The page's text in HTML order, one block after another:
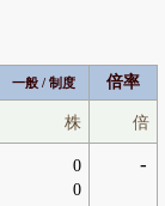
一般 / 制度 倍率
株 倍
0
0
-